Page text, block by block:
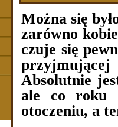
Można się
zarówno
czuje się
Absolutnie
ale co roku
otoczeniu, a